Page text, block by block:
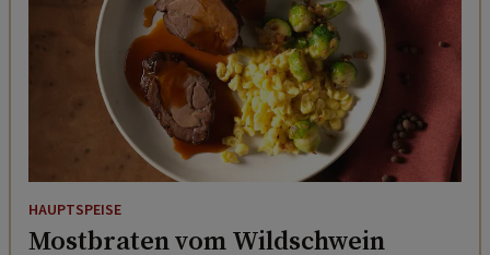
HAUPTSPEISE
Mostbraten vom Wildschwein